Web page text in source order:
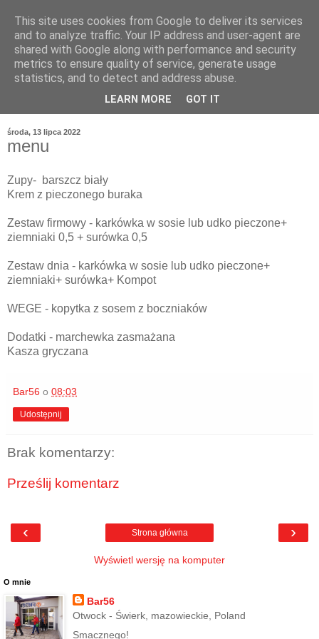
środa, 13 lipca 2022
menu
Zupy- barszcz biały
Krem z pieczonego buraka
Zestaw firmowy - karkówka w sosie lub udko pieczone+
ziemniaki 0,5 + surówka 0,5
Zestaw dnia - karkówka w sosie lub udko pieczone+
ziemniaki+ surówka+ Kompot
WEGE - kopytka z sosem z boczniaków
Dodatki - marchewka zasmażana
Kasza gryczana
Bar56 o 08:03
Udostępnij
Brak komentarzy:
Prześlij komentarz
‹ ›
Strona główna
Wyświetl wersję na komputer
O mnie
Bar56
Otwock - Świerk, mazowieckie, Poland
Smacznego!
This site uses cookies from Google to deliver its services
and to analyze traffic. Your IP address and user-agent are
shared with Google along with performance and security
metrics to ensure quality of service, generate usage
statistics, and to detect and address abuse.
LEARN MORE GOT IT